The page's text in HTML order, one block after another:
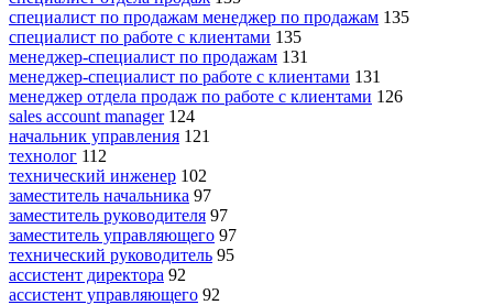
специалист по продажам менеджер по продажам 135
специалист по работе с клиентами 135
менеджер-специалист по продажам 131
менеджер-специалист по работе с клиентами 131
менеджер отдела продаж по работе с клиентами 126
sales account manager 124
начальник управления 121
технолог 112
технический инженер 102
заместитель начальника 97
заместитель руководителя 97
заместитель управляющего 97
технический руководитель 95
ассистент директора 92
ассистент управляющего 92